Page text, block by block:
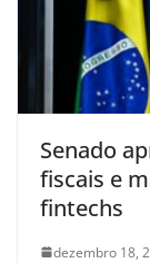
Senado
fiscais e
fintechs
dezembro 18,